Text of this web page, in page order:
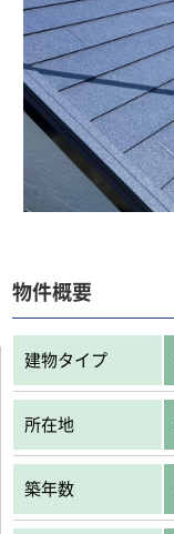
物件概要
建物タイプ
所在地
築年数